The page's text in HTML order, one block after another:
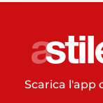
Scarica l'app